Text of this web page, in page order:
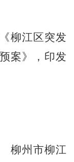
《柳江区突发
案》
， 印发
柳州市柳江